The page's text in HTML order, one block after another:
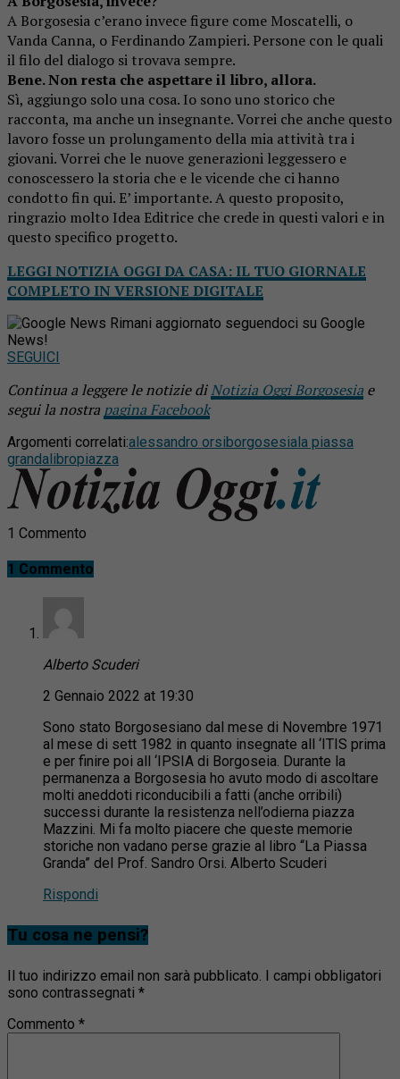
A Borgosesia c’erano invece figure come Moscatelli, o
Vanda Canna, o Ferdinando Zampieri. Persone con le quali
il filo del dialogo si trovava sempre.
Bene. Non resta che aspettare il libro, allora.
Sì, aggiungo solo una cosa. Io sono uno storico che
racconta, ma anche un insegnante. Vorrei che anche questo
lavoro fosse un prolungamento della mia attività tra i
giovani. Vorrei che le nuove generazioni leggessero e
conoscessero la storia che e le vicende che ci hanno
condotto fin qui. E’ importante. A questo proposito,
ringrazio molto Idea Editrice che crede in questi valori e in
questo specifico progetto.
LEGGI NOTIZIA OGGI DA CASA: IL TUO GIORNALE
COMPLETO IN VERSIONE DIGITALE
Rimani aggiornato seguendoci su Google
News!
SEGUICI
Continua a leggere le notizie diNotizia Oggi Borgosesia e
segui la nostra pagina Facebook
Argomenti correlati:alessandro orsiborgosesia la piassa
granda libropiazza
1 Commento
1 Commento
Alberto Scuderi
2 Gennaio 2022 at 19:30
Sono stato Borgosesiano dal mese di Novembre 1971
al mese di sett 1982 in quanto insegnate all ‘ITIS prima
e per finire poi all ‘IPSIA di Borgoseia. Durante la
permanenza a Borgosesia ho avuto modo di ascoltare
molti aneddoti riconducibili a fatti (anche orribili)
successi durante la resistenza nell’odierna piazza
Mazzini. Mi fa molto piacere che queste memorie
storiche non vadano perse grazie al libro “La Piassa
Granda” del Prof. Sandro Orsi. Alberto Scuderi
Rispondi
Tu cosa ne pensi?
Il tuo indirizzo email non sarà pubblicato. I campi obbligatori
sono contrassegnati *
Commento *